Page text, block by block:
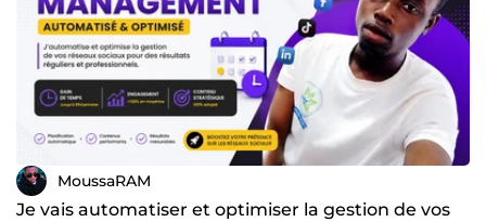
MoussaRAM
Je vais automatiser et optimiser la gestion de vos